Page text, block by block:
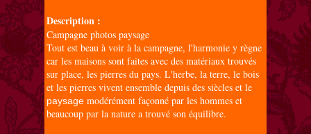
Description :
Campagne photos paysage
Tout est beau à voir à la campagne, l'harmonie y règne
car les maisons sont faites avec des matériaux trouvés
sur place, les pierres du pays. L'herbe, la terre, le bois
et les pierres vivent ensemble depuis des siècles et le
paysage modérément façonné par les hommes et
beaucoup par la nature a trouvé son équilibre.